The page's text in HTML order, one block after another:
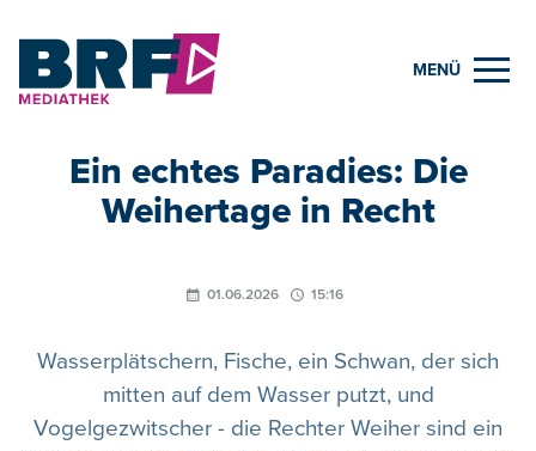
MENÜ
Ein echtes Paradies: Die
Weihertage in Recht
01.06.2026 15:16
Wasserplätschern, Fische, ein Schwan, der sich
mitten auf dem Wasser putzt, und
Vogelgezwitscher - die Rechter Weiher sind ein